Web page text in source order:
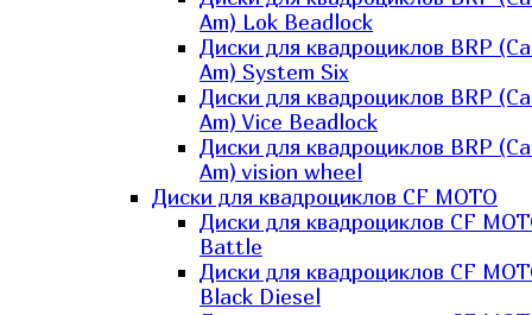
Am) Lok Beadlock
Диски для квадроциклов BRP
Am) System Six
Диски для квадроциклов BRP
Am) Vice Beadlock
Диски для квадроциклов BRP
Am) vision wheel
Диски для квадроциклов CF MOTO
Диски для квадроциклов CF
Battle
Диски для квадроциклов CF
Black Diesel